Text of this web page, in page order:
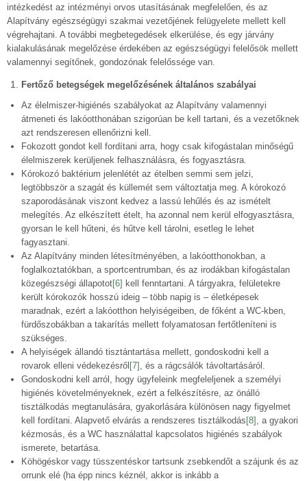
intézkedést az intézményi orvos utasításának megfelelően, és az
Alapítvány egészségügyi szakmai vezetőjének felügyelete mellett kell
végrehajtani. A további megbetegedések elkerülése, és egy járvány
kialakulásának megelőzése érdekében az egészségügyi felelősök mellett
valamennyi segítőnek, gondozónak felelőssége van.
Fertőző betegségek megelőzésének általános szabályai
Az élelmiszer-higiénés szabályokat az Alapítvány valamennyi
átmeneti és lakóotthonában szigorúan be kell tartani, és a vezetőknek
azt rendszeresen ellenőrizni kell.
Fokozott gondot kell fordítani arra, hogy csak kifogástalan minőségű
élelmiszerek kerüljenek felhasználásra, és fogyasztásra.
Kórokozó baktérium jelenlétét az ételben semmi sem jelzi,
legtöbbször a szagát és küllemét sem változtatja meg. A kórokozó
szaporodásának viszont kedvez a lassú lehűlés és az ismételt
melegítés. Az elkészített ételt, ha azonnal nem kerül elfogyasztásra,
gyorsan le kell hűteni, és hűtve kell tárolni, esetleg le lehet
fagyasztani.
Az Alapítvány minden létesítményében, a lakóotthonokban, a
foglalkoztatókban, a sportcentrumban, és az irodákban kifogástalan
közegészségi állapotot[6] kell fenntartani. A tárgyakra, felületekre
került kórokozók hosszú ideig – több napig is – életképesek
maradnak, ezért a lakóotthon helyiségeiben, de főként a WC-kben,
fürdőszobákban a takarítás mellett folyamatosan fertőtleníteni is
szükséges.
A helyiségek állandó tisztántartása mellett, gondoskodni kell a
rovarok elleni védekezésről[7] , és a rágcsálók távoltartásáról.
Gondoskodni kell arról, hogy ügyfeleink megfeleljenek a személyi
higiénés követelményeknek, ezért a felkészítésre, az önálló
tisztálkodás megtanulására, gyakorlására különösen nagy figyelmet
kell fordítani. Alapvető elvárás a rendszeres tisztálkodás[8] , a gyakori
kézmosás, és a WC használattal kapcsolatos higiénés szabályok
ismerete, betartása.
Köhögéskor vagy tüsszentéskor tartsunk zsebkendőt a szájunk és az
orrunk elé (ha épp nincs kéznél, akkor is inkább a